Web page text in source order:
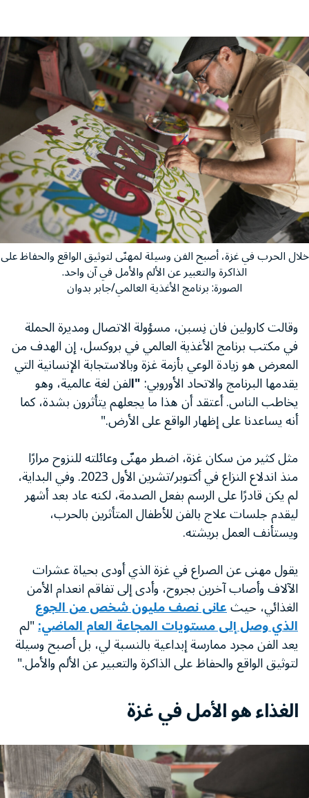
خلال الحرب في غزة، أصبح الفن وسيلة لمهنّى لتوثيق الواقع والحفاظ على
الذاكرة والتعبير عن الألم والأمل في آن واحد.
الصورة: برنامج الأغذية العالمي/جابر بدوان
وقالت كارولين فان نِسبن، مسؤولة الاتصال ومديرة الحملة
في مكتب برنامج الأغذية العالمي في بروكسل، إن الهدف من
المعرض هو زيادة الوعي بأزمة غزة وبالاستجابة الإنسانية التي
يقدمها البرنامج والاتحاد الأوروبي:"الفن لغة عالمية، وهو
يخاطب الناس. أعتقد أن هذا ما يجعلهم يتأثرون بشدة، كما
أنه يساعدنا على إظهار الواقع على الأرض."
مثل كثير من سكان غزة، اضطر مهنّى وعائلته للنزوح مرارًا
منذ اندلاع النزاع في أكتوبر/تشرين الأول 2023. وفي البداية،
لم يكن قادرًا على الرسم بفعل الصدمة، لكنه عاد بعد أشهر
ليقدم جلسات علاج بالفن للأطفال المتأثرين بالحرب،
ويستأنف العمل بريشته.
يقول مهنى عن الصراع في غزة الذي أودى بحياة عشرات
الآلاف وأصاب آخرين بجروح، وأدى إلى تفاقم انعدام الأمن
الغذائي، حيثعانى نصف مليون شخص من الجوع
الذي وصل إلى مستويات المجاعة العام الماضي:"لم
يعد الفن مجرد ممارسة إبداعية بالنسبة لي، بل أصبح وسيلة
لتوثيق الواقع والحفاظ على الذاكرة والتعبير عن الألم والأمل."
الغذاء هو الأمل في غزة